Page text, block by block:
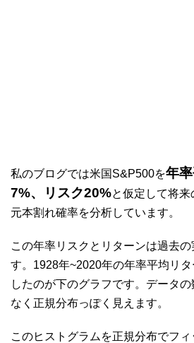
私のブログでは米国S&P500を年
7%、リスク20%と仮定して将
元本割れ確率を分析しています。
この年率リスクとリターンは過去
す。1928年~2020年の年率平均リ
したのが下のグラフです。データ
なく正規分布っぽく見えます。
このヒストグラムを正規分布でフ